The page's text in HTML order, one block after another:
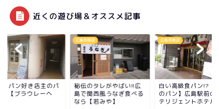
近くの遊び場＆オススメ記事
にパン好き店主のパ
!?【ブラウレーヘ
広島市南区
秘伝のタレがやばい!!広
島で関西風うなぎ食べる
なら【若みや】
広島市南区
白い高級食パン!?【
のパン】広島駅前の
テリジェントホテル